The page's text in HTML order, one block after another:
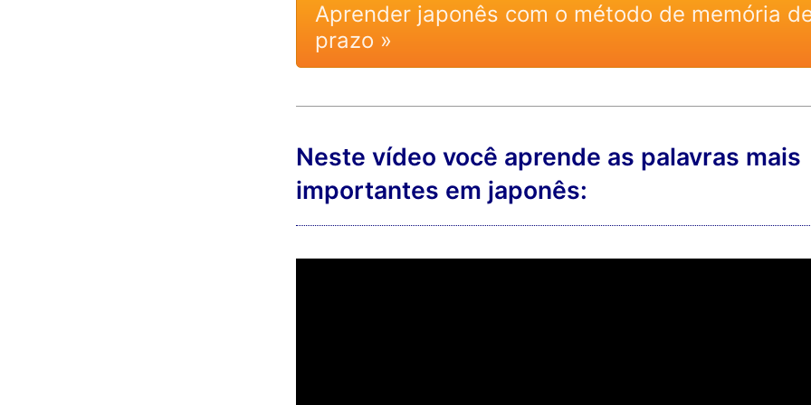
Aprender japonês com o método de memória
prazo »
Neste vídeo você aprende as palavras mais
importantes em japonês: